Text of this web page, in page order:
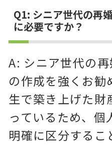
Q1: シニア世代の再
に必要ですか？
A: シニア世代の
の作成を強くお勧
生で築き上げた財
っているため、個
明確に区分するこ